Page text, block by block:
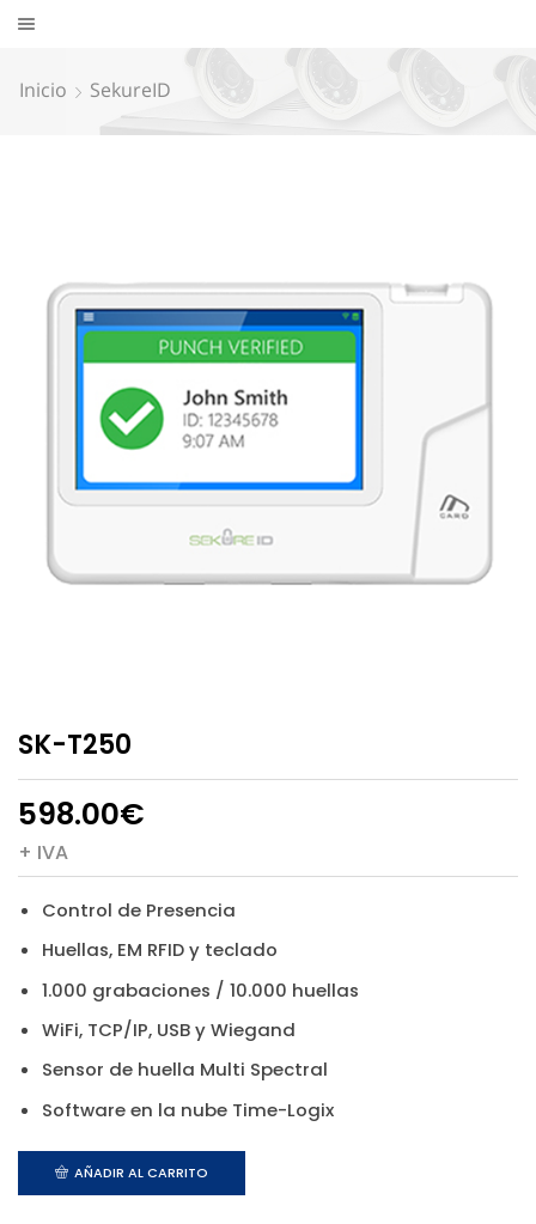
Inicio SekureID
SK-T250
598.00€
+ IVA
Control de Presencia
Huellas, EM RFID y teclado
1.000 grabaciones / 10.000 huellas
WiFi, TCP/IP, USB y Wiegand
Sensor de huella Multi Spectral
Software en la nube Time-Logix
AÑADIR AL CARRITO